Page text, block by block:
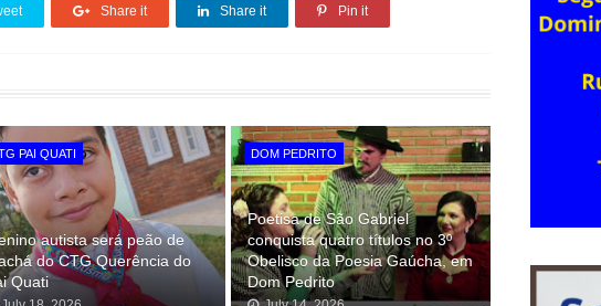
Share it Share it Pin it
PAI QUATI
autista será peão de
do CTG Querência do
Quati
DOM PEDRITO
Poetisa de São Gabriel
conquista quatro títulos no 3º
Obelisco da Poesia Gaúcha, em
Dom Pedrito